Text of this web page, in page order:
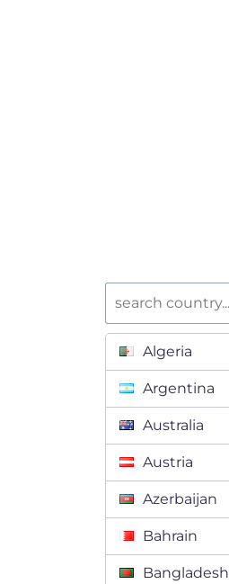
Algeria
Argentina
Australia
Austria
Azerbaijan
Bahrain
Bangladesh